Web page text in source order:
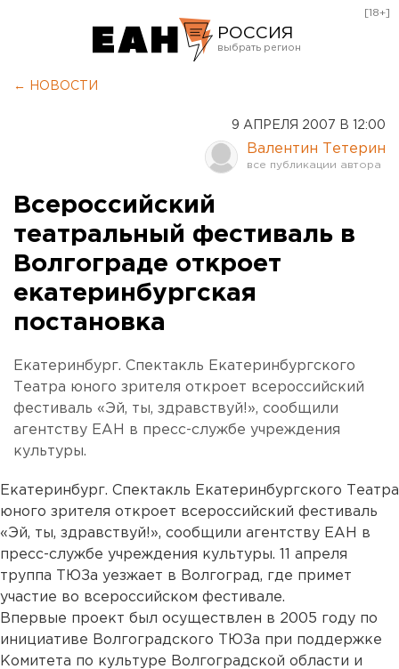
РОССИЯ
Курган
Оренбург
[18+]
← НОВОСТИ
9 АПРЕЛЯ 2007 В 12:00
Валентин Тетерин
Всероссийский
театральный фестиваль в
Волгограде откроет
екатеринбургская
постановка
Екатеринбург. Спектакль Екатеринбургского
Театра юного зрителя откроет всероссийский
фестиваль «Эй, ты, здравствуй!», сообщили
агентству ЕАН в пресс-службе учреждения
культуры.
Екатеринбург. Спектакль Екатеринбургского Театра
юного зрителя откроет всероссийский фестиваль
«Эй, ты, здравствуй!», сообщили агентству ЕАН в
пресс-службе учреждения культуры. 11 апреля
труппа ТЮЗа уезжает в Волгоград, где примет
участие во всероссийском фестивале.
Впервые проект был осуществлен в 2005 году по
инициативе Волгоградского ТЮЗа при поддержке
Комитета по культуре Волгоградской области и